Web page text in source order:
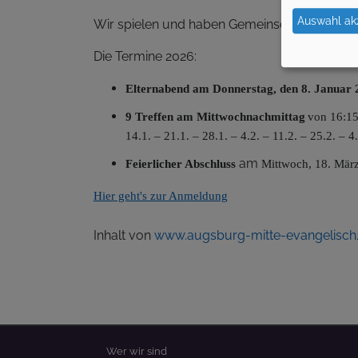
Wir spielen und haben Gemeinschaft.
Die Termine 2026:
Elternabend am Donnerstag, den 8. Januar
9 Treffen am Mittwochnachmittag von
14.1. – 21.1. – 28.1. – 4.2. – 11.2. – 25.2. –
Feierlicher Abschluss am Mittwoch, 18.
Hier geht's zur Anmeldung
Inhalt von www.augsburg-mitte-
Hauptnavigation
Wer wir sind
Auswahl